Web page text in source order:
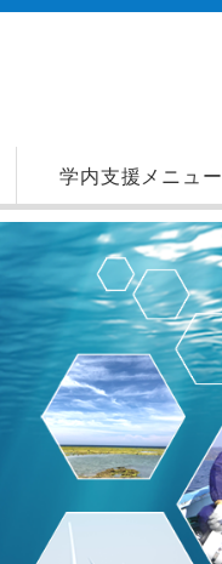
学内支援メニュー